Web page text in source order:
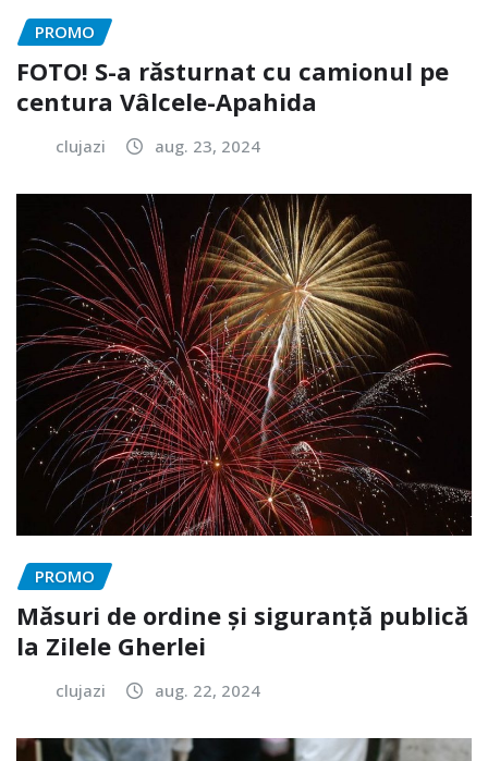
PROMO
FOTO! S-a răsturnat cu camionul pe
centura Vâlcele-Apahida
clujazi aug. 23, 2024
PROMO
Măsuri de ordine și siguranță publică
la Zilele Gherlei
clujazi aug. 22, 2024